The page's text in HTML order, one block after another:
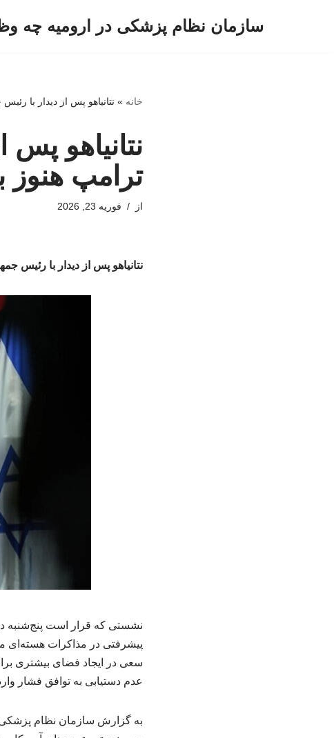
سازمان نظام پزشکی در ارومیه چه
خانه » نتانیاهو پس از دیدار با
نتانیاهو پس
ترامپ
از فوریه 23, 2026
نتانیاهو پس از دیدار با رئیس
نشستی که قرار است پنج‌شنبه
پیشرفتی در مذاکرات هسته‌ای
سعی در ایجاد فضای بیشتری
عدم دستیابی به توافق فشار